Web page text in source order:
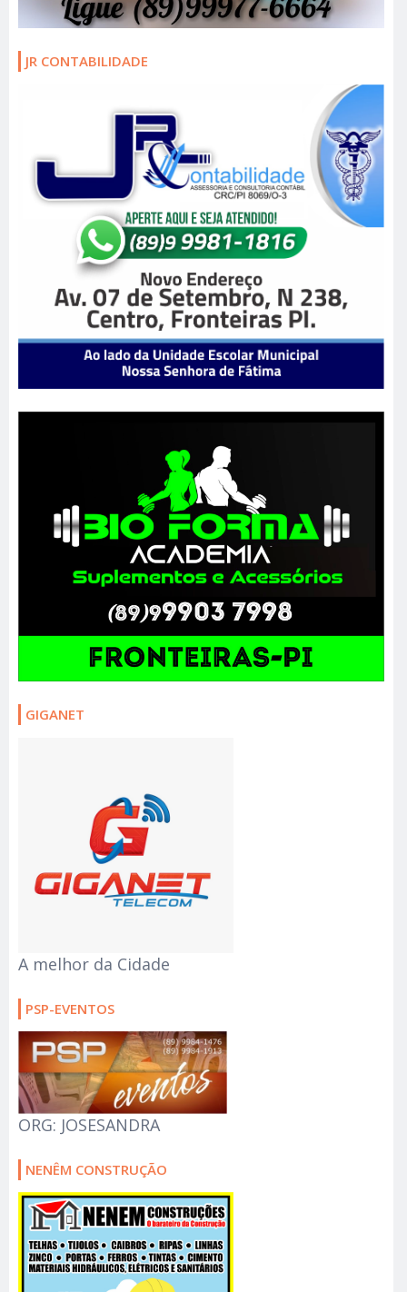
JR CONTABILIDADE
GIGANET
A melhor da Cidade
PSP-EVENTOS
ORG: JOSESANDRA
NENÊM CONSTRUÇÃO